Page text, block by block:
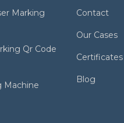
Marking
Qr Code
Machine
Contact
Our Cases
Certificates
Blog